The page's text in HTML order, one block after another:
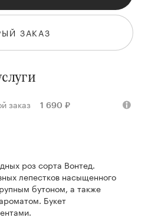
ЗАКАЗ
заказ 1 690 ₽
роз сорта Вонтед.
лепестков насыщенного
бутоном, а также
Букет